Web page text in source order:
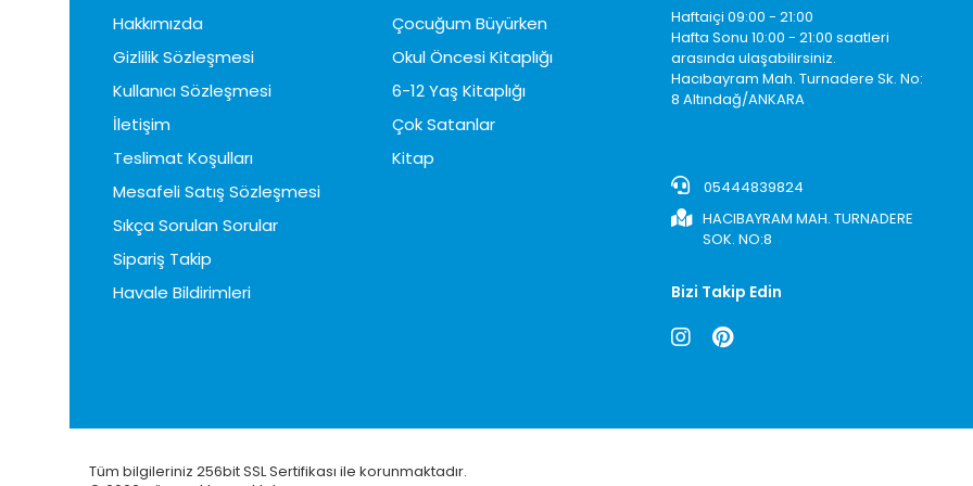
Hakkımızda
Gizlilik Sözleşmesi
Kullanıcı Sözleşmesi
İletişim
Teslimat Koşulları
Mesafeli Satış Sözleşmesi
Sıkça Sorulan Sorular
Sipariş Takip
Havale Bildirimleri
Çocuğum Büyürken
Okul Öncesi Kitaplığı
6-12 Yaş Kitaplığı
Çok Satanlar
Kitap
Haftaiçi 09:00 - 21:00
Hafta Sonu 10:00 - 21:00 saatleri
arasında ulaşabilirsiniz.
Hacıbayram Mah. Turnadere Sk. No:
8 Altındağ/ANKARA
05444839824
HACIBAYRAM MAH. TURNADERE
SOK. NO:8
Bizi Takip Edin
Tüm bilgileriniz 256bit SSL Sertifikası ile korunmaktadır.